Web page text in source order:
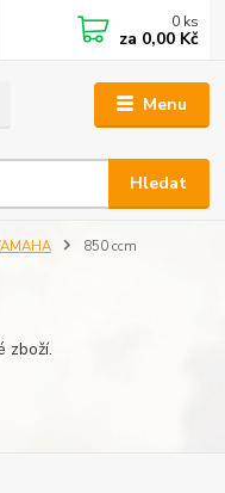
Menu
Hledat
0 ks
za 0,00 Kč
850 ccm
zboží.